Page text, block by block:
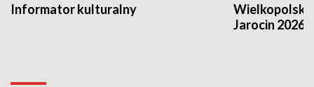
Informator kulturalny
Jarocin 2026